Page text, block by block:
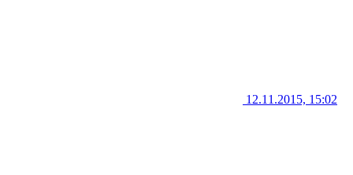
12.11.2015, 15:02